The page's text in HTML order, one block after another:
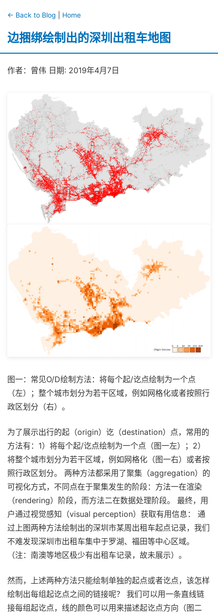
← Back to Blog Home
边捆绑绘制出的深圳出租车地图
作者：曾伟 日期: 2019年4月7日
图一：常见O/D绘制方法：将每个起/讫点绘制为一个点
（左）；整个城市划分为若干区域，例如网格化或者按照行
政区划分（右）。
为了展示出行的起（origin）讫（destination）点，常用的
方法有：1）将每个起/讫点绘制为一个点（图一左）；2）
将整个城市划分为若干区域，例如网格化（图一右）或者按
照行政区划分。 两种方法都采用了聚集（aggregation）的
可视化方式，不同点在于聚集发生的阶段：方法一在渲染
（rendering）阶段，而方法二在数据处理阶段。 最终，用
户通过视觉感知（visual perception）获取有用信息： 通
过上图两种方法绘制出的深圳市某周出租车起点记录，我们
不难发现深圳市出租车集中于罗湖、福田等中心区域。
（注：南澳等地区极少有出租车记录，故未展示）。
然而，上述两种方法只能绘制单独的起点或者讫点，该怎样
绘制出每组起讫点之间的链接呢？ 我们可以用一条直线链
接每组起讫点，线的颜色可以用来描述起讫点方向（图二